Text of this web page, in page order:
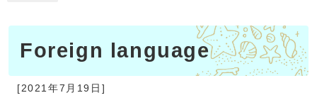
Foreign language
[2021年7月19日]